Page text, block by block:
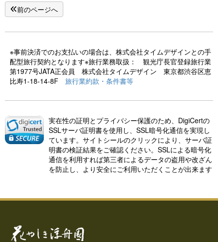
前のページへ
※事前決済でのお支払いの場合は、株式会社タイムデザインとの手
配型旅行契約となります※旅行業務取扱： 観光庁長官登録旅行業
第1977号JATA正会員 株式会社タイムデザイン 東京都渋谷区恵
比寿1-18-14-8F 旅行業約款・条件書等
実在性の証明とプライバシー保護のため、DigiCertの
SSLサーバ証明書を使用し、SSL暗号化通信を実現し
ています。サイトシールのクリックにより、サーバ証
明書の検証結果をご確認ください。SSLによる暗号化
通信を利用すれば第三者によるデータの盗用や改ざん
を防止し、より安全にご利用いただくことが出来ます